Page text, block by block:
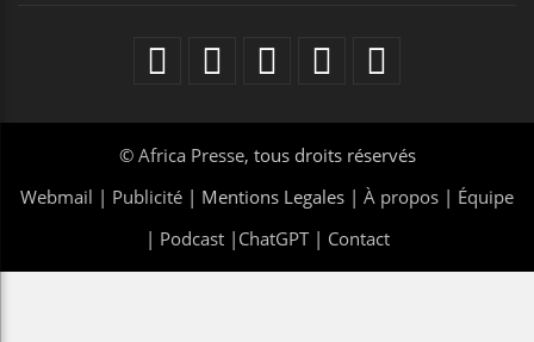
© Africa Presse, tous droits réservés
Webmail | Publicité | Mentions Legales | À propos | Équipe
| Podcast| ChatGPT| Contact